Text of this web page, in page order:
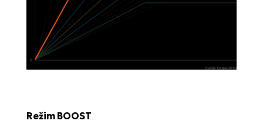
Režim BOOST